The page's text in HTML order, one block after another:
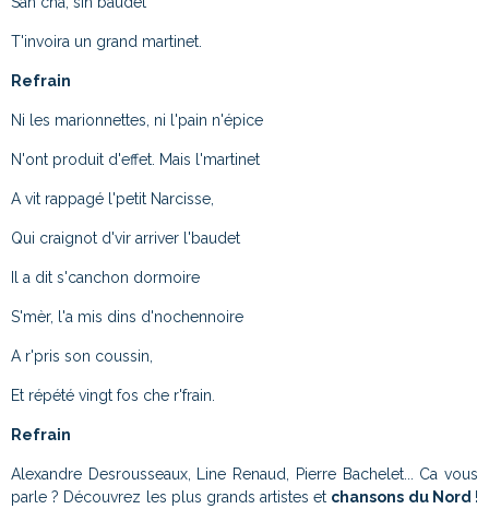
T'invoira un grand martinet.
Refrain
Ni les marionnettes, ni l'pain n'épice
N'ont produit d'effet. Mais l'martinet
A vit rappagé l'petit Narcisse,
Qui craignot d'vir arriver l'baudet
Il a dit s'canchon dormoire
S'mèr, l'a mis dins d'nochennoire
A r'pris son coussin,
Et répété vingt fos che r'frain.
Refrain
Alexandre Desrousseaux, Line Renaud, Pierre Bachelet... Ca vous
parle ? Découvrez les plus grands artistes et chansons du Nord !